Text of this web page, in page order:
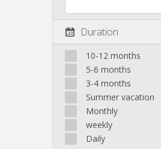
Duration
10-12 months
5-6 months
3-4 months
Summer vacation
Monthly
weekly
Daily